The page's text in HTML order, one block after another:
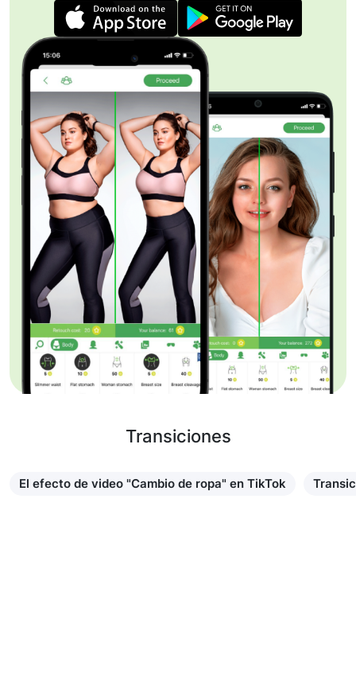
Transiciones
El efecto de video "Cambio de ropa" en TikTok